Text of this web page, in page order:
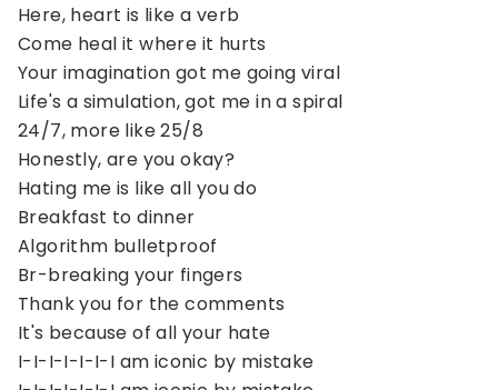
Here, heart is like a verb
Come heal it where it hurts
Your imagination got me going viral
Life's a simulation, got me in a spiral
24/7, more like 25/8
Honestly, are you okay?
Hating me is like all you do
Breakfast to dinner
Algorithm bulletproof
Br-breaking your fingers
Thank you for the comments
It's because of all your hate
I-I-I-I-I-I-I am iconic by mistake